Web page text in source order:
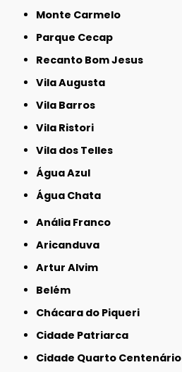
Monte Carmelo
Parque Cecap
Recanto Bom Jesus
Vila Augusta
Vila Barros
Vila Ristori
Vila dos Telles
Água Azul
Água Chata
Anália Franco
Aricanduva
Artur Alvim
Belém
Chácara do Piqueri
Cidade Patriarca
Cidade Quarto Centenário